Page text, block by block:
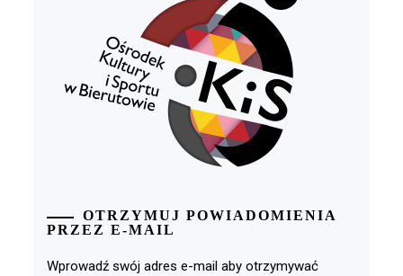
OTRZYMUJ POWIADOMIENIA
PRZEZ E-MAIL
Wprowadź swój adres e-mail aby otrzymywać